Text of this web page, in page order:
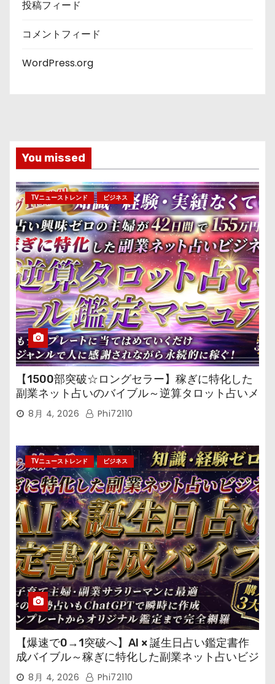
投稿フィード
コメントフィード
WordPress.org
You missed
TVニューストレンド ビジネス
【1500部突破☆ロングセラー】稼ぎに特化した
副業ネット占いのバイブル～逆算タロット占いメ
ール鑑定マニュアル～
8月 4, 2026 Phi72110
TVニューストレンド ビジネス
【爆速で0→1突破へ】AI × 誕生日占い鑑定書作
成バイブル～稼ぎに特化した副業ネット占いビジ
ネス8月 4, 2026 Phi72110